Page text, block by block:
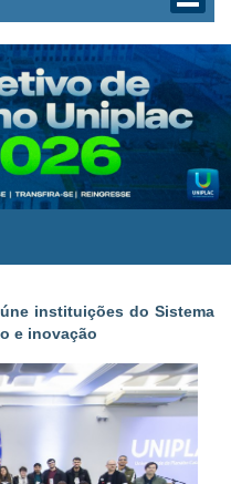
instituições do Sistema
e inovação